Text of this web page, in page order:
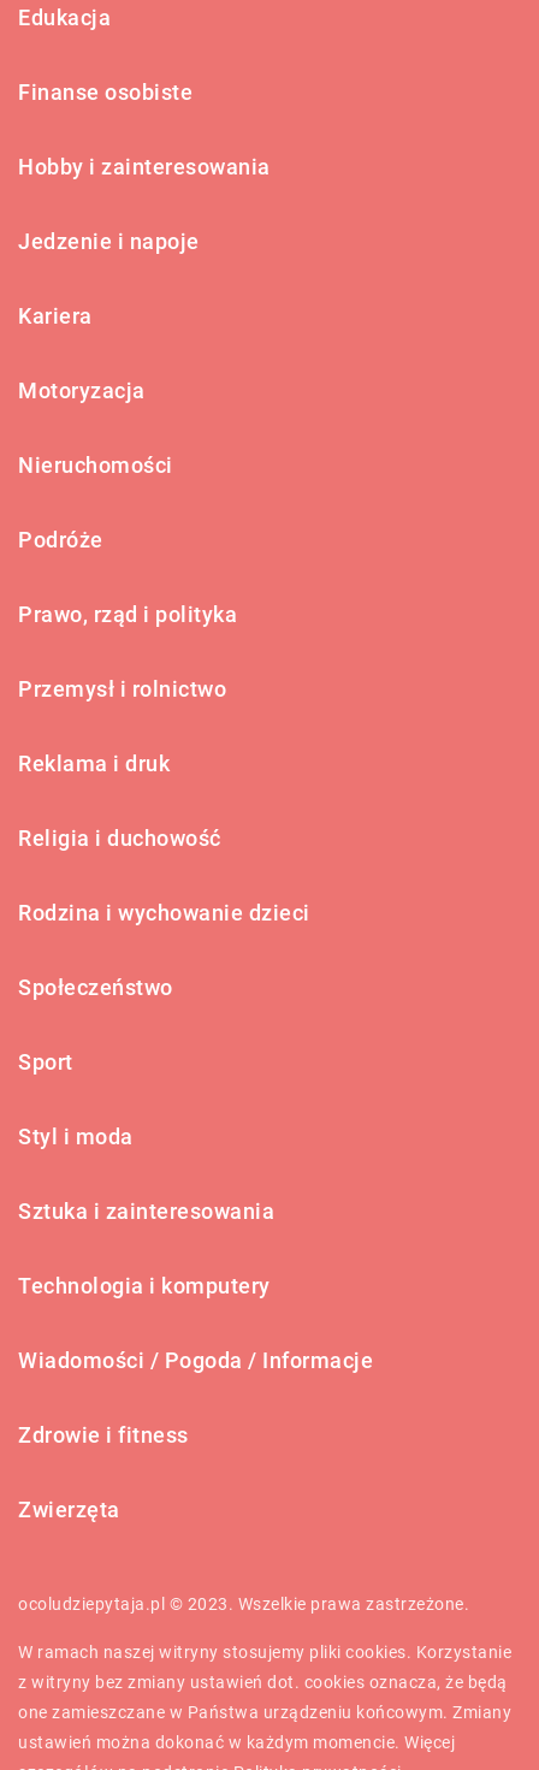
Edukacja
Finanse osobiste
Hobby i zainteresowania
Jedzenie i napoje
Kariera
Motoryzacja
Nieruchomości
Podróże
Prawo, rząd i polityka
Przemysł i rolnictwo
Reklama i druk
Religia i duchowość
Rodzina i wychowanie dzieci
Społeczeństwo
Sport
Styl i moda
Sztuka i zainteresowania
Technologia i komputery
Wiadomości / Pogoda / Informacje
Zdrowie i fitness
Zwierzęta
ocoludziepytaja.pl © 2023. Wszelkie prawa zastrzeżone.
W ramach naszej witryny stosujemy pliki cookies. Korzystanie
z witryny bez zmiany ustawień dot. cookies oznacza, że będą
one zamieszczane w Państwa urządzeniu końcowym. Zmiany
ustawień można dokonać w każdym momencie. Więcej